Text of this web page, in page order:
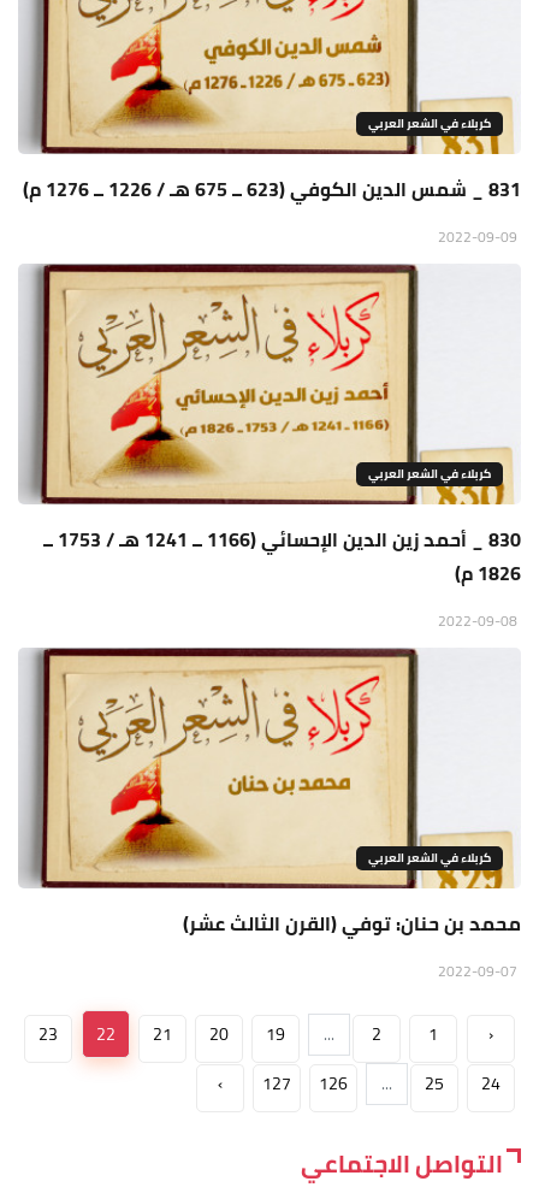
كربلاء في الشعر العربي
831 _ شمس الدين الكوفي (623 ــ 675 هـ / 1226 ــ 1276 م)
كربلاء في الشعر العربي
830 _ أحمد زين الدين الإحسائي (1166 ــ 1241 هـ / 1753 ــ
1826 م)
كربلاء في الشعر العربي
محمد بن حنان: توفي (القرن الثالث عشر)
‹
1
2
...
19
20
21
22
23
24
25
...
126
127
›
التواصل الاجتماعي